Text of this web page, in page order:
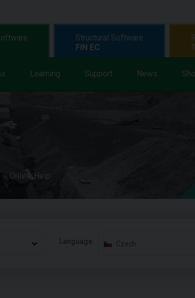
Learning Support News
Structural Software
FIN EC
Online Help
Language: Czech